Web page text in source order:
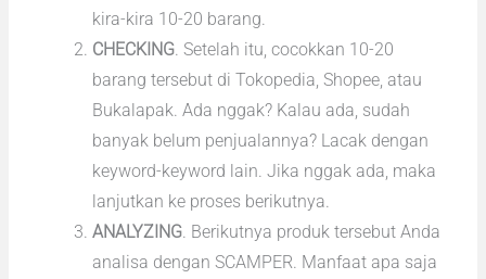
kira-kira 10-20 barang.
CHECKING. Setelah itu, cocokkan 10-20
barang tersebut di Tokopedia, Shopee, atau
Bukalapak. Ada nggak? Kalau ada, sudah
banyak belum penjualannya? Lacak dengan
keyword-keyword lain. Jika nggak ada, maka
lanjutkan ke proses berikutnya.
ANALYZING. Berikutnya produk tersebut Anda
analisa dengan SCAMPER. Manfaat apa saja